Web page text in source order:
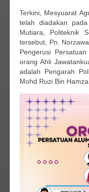
Terkini, Mesyuarat
telah diadakan
Mutiara, Politeknik
tersebut, Pn.
Pengerusi
orang Ahli
adalah Pengarah
Mohd Ruzi Bin